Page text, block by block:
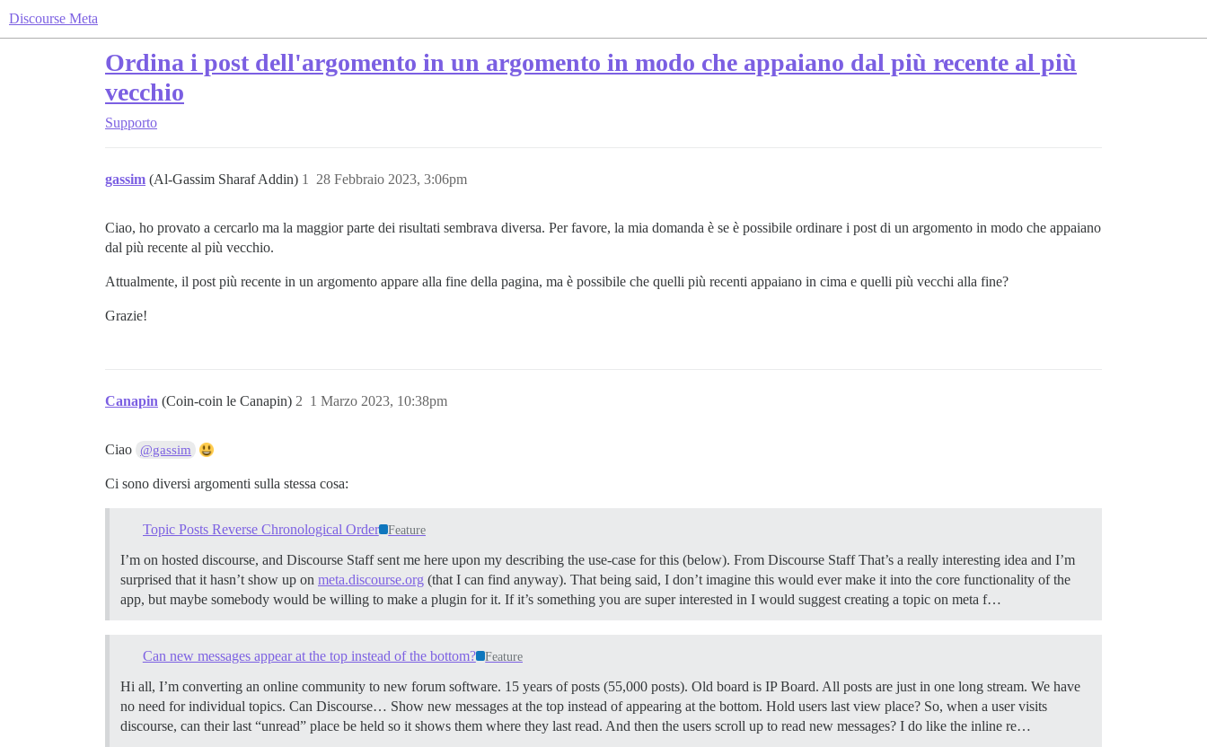
Discourse Meta
Ordina i post dell'argomento in un argomento in modo che appaiano dal più recente al più
vecchio
Supporto
gassim (Al-Gassim Sharaf Addin) 28 Febbraio 2023, 3:06pm
1
Ciao, ho provato a cercarlo ma la maggior parte dei risultati sembrava diversa. Per favore, la mia domanda è se è possibile ordinare i post di un argomento in modo che appaiano
dal più recente al più vecchio.
Attualmente, il post più recente in un argomento appare alla fine della pagina, ma è possibile che quelli più recenti appaiano in cima e quelli più vecchi alla fine?
Grazie!
Canapin (Coin-coin le Canapin) 1 Marzo 2023, 10:38pm
2
Ciao @gassim
Ci sono diversi argomenti sulla stessa cosa:
Topic Posts Reverse Chronological Order Feature
I’m on hosted discourse, and Discourse Staff sent me here upon my describing the use-case for this (below). From Discourse Staff That’s a really interesting idea and I’m
surprised that it hasn’t show up on meta.discourse.org (that I can find anyway). That being said, I don’t imagine this would ever make it into the core functionality of the
app, but maybe somebody would be willing to make a plugin for it. If it’s something you are super interested in I would suggest creating a topic on meta f…
Can new messages appear at the top instead of the bottom? Feature
Hi all, I’m converting an online community to new forum software. 15 years of posts (55,000 posts). Old board is IP Board. All posts are just in one long stream. We have
no need for individual topics. Can Discourse… Show new messages at the top instead of appearing at the bottom. Hold users last view place? So, when a user visits
discourse, can their last “unread” place be held so it shows them where they last read. And then the users scroll up to read new messages? I do like the inline re…